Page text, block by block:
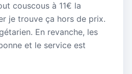
couscous à 11€ la
je trouve ça hors de prix.
En revanche, les
et le service est